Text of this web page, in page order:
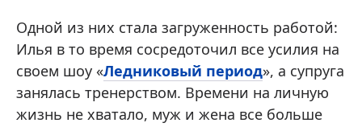
Одной из них стала загруженность работой:
Илья в то время сосредоточил все усилия на
своем шоу «Ледниковый период», а супруга
занялась тренерством. Времени на личную
жизнь не хватало, муж и жена все больше